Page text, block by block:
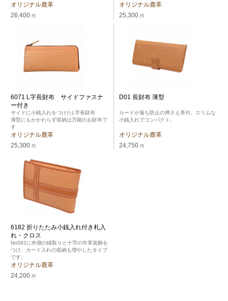
オリジナル鹿革
26,400 円
オリジナル鹿革
25,300 円
6071 L字長財布 サイドファスナ
ー付き
サイドに小銭入れをつけたL字長財布
薄型にもかかわらず収納は万能のお財布で
す
オリジナル鹿革
25,300 円
D01 長財布 薄型
カードが落ち防止の押さえ革付。スリムな
小銭入れでコンパクト。
オリジナル鹿革
24,750 円
6182 折りたたみ小銭入れ付き札入
れ・クロス
No082に外側の縁取りと十字の牛革装飾を
つけ、カード入れの収納も増やしたタイプ
です。
オリジナル鹿革
24,200 円